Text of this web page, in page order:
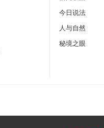
今日说法
人与自然
秘境之眼